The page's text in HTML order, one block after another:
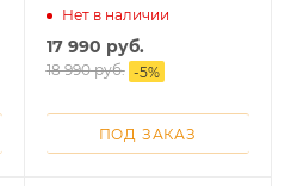
Нет в наличии
17 990 руб.
18 990руб. -5%
ПОД ЗАКАЗ